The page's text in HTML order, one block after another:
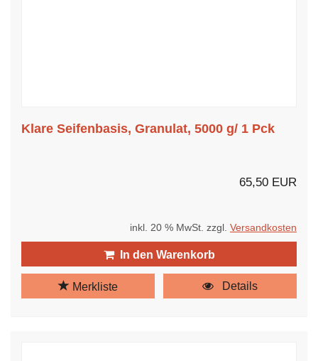
Klare Seifenbasis, Granulat, 5000 g/ 1 Pck
65,50 EUR
inkl. 20 % MwSt. zzgl. Versandkosten
In den Warenkorb
Merkliste Details